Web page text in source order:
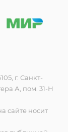
г. Санкт-
А, пом. 31-Н
сайте носит